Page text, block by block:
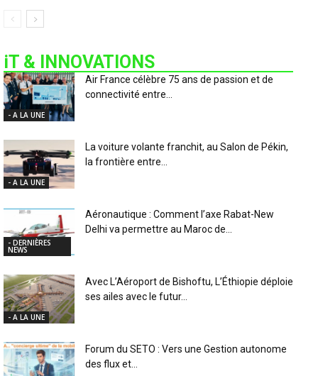
iT & INNOVATIONS
- A LA UNE
Air France célèbre 75 ans de passion et de
connectivité entre...
- A LA UNE
La voiture volante franchit, au Salon de Pékin,
la frontière entre...
- DERNIÈRES
NEWS
Aéronautique : Comment l’axe Rabat-New
Delhi va permettre au Maroc de...
- A LA UNE
Avec L’Aéroport de Bishoftu, L’Éthiopie déploie
ses ailes avec le futur...
Forum du SETO : Vers une Gestion autonome
des flux et...